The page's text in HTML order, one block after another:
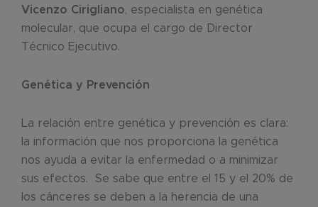
Vicenzo Cirigliano, especialista en genética
molecular, que ocupa el cargo de Director
Técnico Ejecutivo.
Genética y Prevención
La relación entre genética y prevención es clara:
la información que nos proporciona la genética
nos ayuda a evitar la enfermedad o a minimizar
sus efectos. Se sabe que entre el 15 y el 20% de
los cánceres se deben a la herencia de una